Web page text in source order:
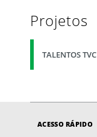
Projetos
TALENTOS TVC
ACESSO RÁPIDO